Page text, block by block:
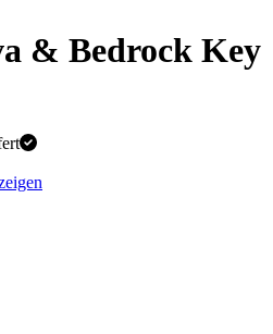
& Bedrock Key